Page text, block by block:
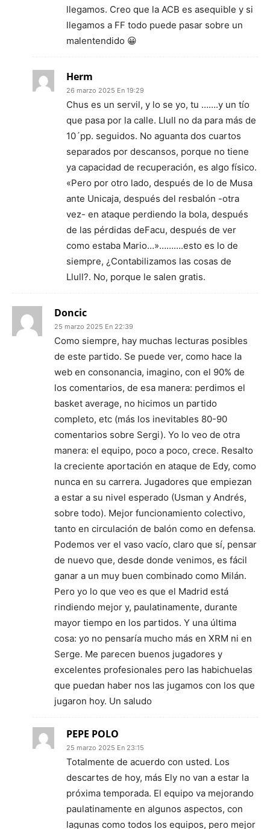
llegamos. Creo que la ACB es asequible y si
llegamos a FF todo puede pasar sobre un
malentendido 😀
Herm
26 marzo 2025 En 19:29
Chus es un servil, y lo se yo, tu …….y un tío
que pasa por la calle. Llull no da para más de
10´pp. seguidos. No aguanta dos cuartos
separados por descansos, porque no tiene
ya capacidad de recuperación, es algo físico.
«Pero por otro lado, después de lo de Musa
ante Unicaja, después del resbalón -otra
vez- en ataque perdiendo la bola, después
de las pérdidas deFacu, después de ver
como estaba Mario…»……….esto es lo de
siempre, ¿Contabilizamos las cosas de
Llull?. No, porque le salen gratis.
Doncic
25 marzo 2025 En 22:39
Como siempre, hay muchas lecturas posibles
de este partido. Se puede ver, como hace la
web en consonancia, imagino, con el 90% de
los comentarios, de esa manera: perdimos el
basket average, no hicimos un partido
completo, etc (más los inevitables 80-90
comentarios sobre Sergi). Yo lo veo de otra
manera: el equipo, poco a poco, crece. Resalto
la creciente aportación en ataque de Edy, como
nunca en su carrera. Jugadores que empiezan
a estar a su nivel esperado (Usman y Andrés,
sobre todo). Mejor funcionamiento colectivo,
tanto en circulación de balón como en defensa.
Podemos ver el vaso vacío, claro que sí, pensar
de nuevo que, desde donde venimos, es fácil
ganar a un muy buen combinado como Milán.
Pero yo lo que veo es que el Madrid está
rindiendo mejor y, paulatinamente, durante
mayor tiempo en los partidos. Y una última
cosa: yo no pensaría mucho más en XRM ni en
Serge. Me parecen buenos jugadores y
excelentes profesionales pero las habichuelas
que puedan haber nos las jugamos con los que
jugaron hoy. Un saludo
PEPE POLO
25 marzo 2025 En 23:15
Totalmente de acuerdo con usted. Los
descartes de hoy, más Ely no van a estar la
próxima temporada. El equipo va mejorando
paulatinamente en algunos aspectos, con
lagunas como todos los equipos, pero mejor